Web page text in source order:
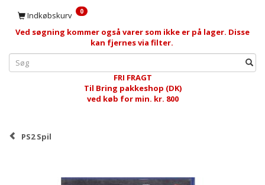
Indkøbskurv 0
Ved søgning kommer også varer som ikke er på lager. Disse
kan fjernes via filter.
FRI FRAGT
Til Bring pakkeshop (DK)
ved køb for min. kr. 800
PS2 Spil